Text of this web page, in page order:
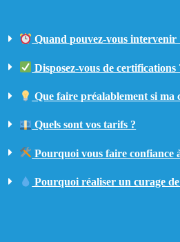
Quand pouvez-vous intervenir
Disposez-vous de certifications
Que faire préalablement si ma
Quels sont vos tarifs ?
Pourquoi vous faire confiance
Pourquoi réaliser un curage